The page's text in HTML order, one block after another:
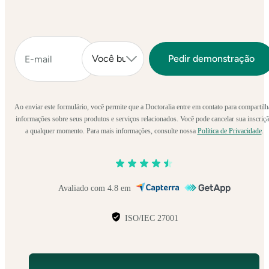
Ao enviar este formulário, você permite que a Doctoralia entre em contato para
informações sobre seus produtos e serviços relacionados. Você pode cancelar sua
a qualquer momento. Para mais informações, consulte nossa Política de Privacidade.
Avaliado com 4.8 em
ISO/IEC 27001